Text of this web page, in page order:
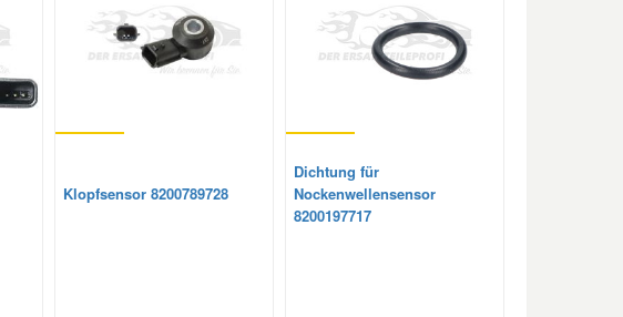
Klopfsensor 8200789728
Dichtung für
Nockenwellensensor
8200197717